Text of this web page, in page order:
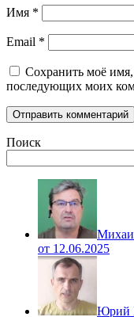
Имя *
Email *
Сохранить моё имя,
последующих моих
Поиск
от 12.06.2025
Юрий